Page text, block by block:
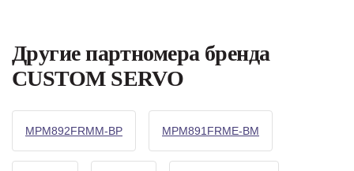
Другие партномера бренда
CUSTOM SERVO
MPM892FRMM-BP MPM891FRME-BM